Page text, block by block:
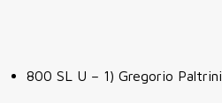
800 SL U – 1) Gregorio